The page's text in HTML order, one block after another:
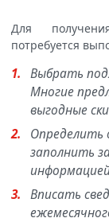
Для
потребуется
Выбрать
Многие
выгодные
Определить
заполнить
Вписать